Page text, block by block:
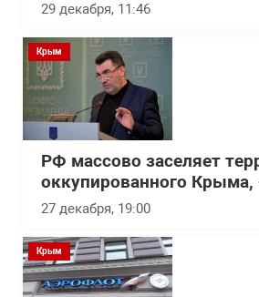
29 декабря, 11:46
Крым
РФ массово заселяет
оккупированного
27 декабря, 19:00
Крым